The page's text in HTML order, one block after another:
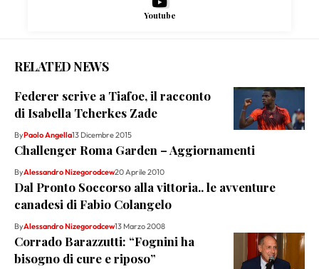
Youtube
RELATED NEWS
Federer scrive a Tiafoe, il racconto
di Isabella Tcherkes Zade
ByPaolo Angella13 Dicembre 2015
Challenger Roma Garden – Aggiornamenti
ByAlessandro Nizegorodcew20 Aprile 2010
Dal Pronto Soccorso alla vittoria.. le avventure
canadesi di Fabio Colangelo
ByAlessandro Nizegorodcew13 Marzo 2008
Corrado Barazzutti: “Fognini ha
bisogno di cure e riposo”